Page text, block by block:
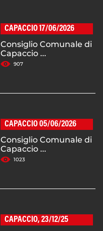
CAPACCIO 17/06/2026
Consiglio Comunale di
Capaccio ...
907
CAPACCIO 05/06/2026
Consiglio Comunale di
Capaccio ...
1023
CAPACCIO, 23/12/25